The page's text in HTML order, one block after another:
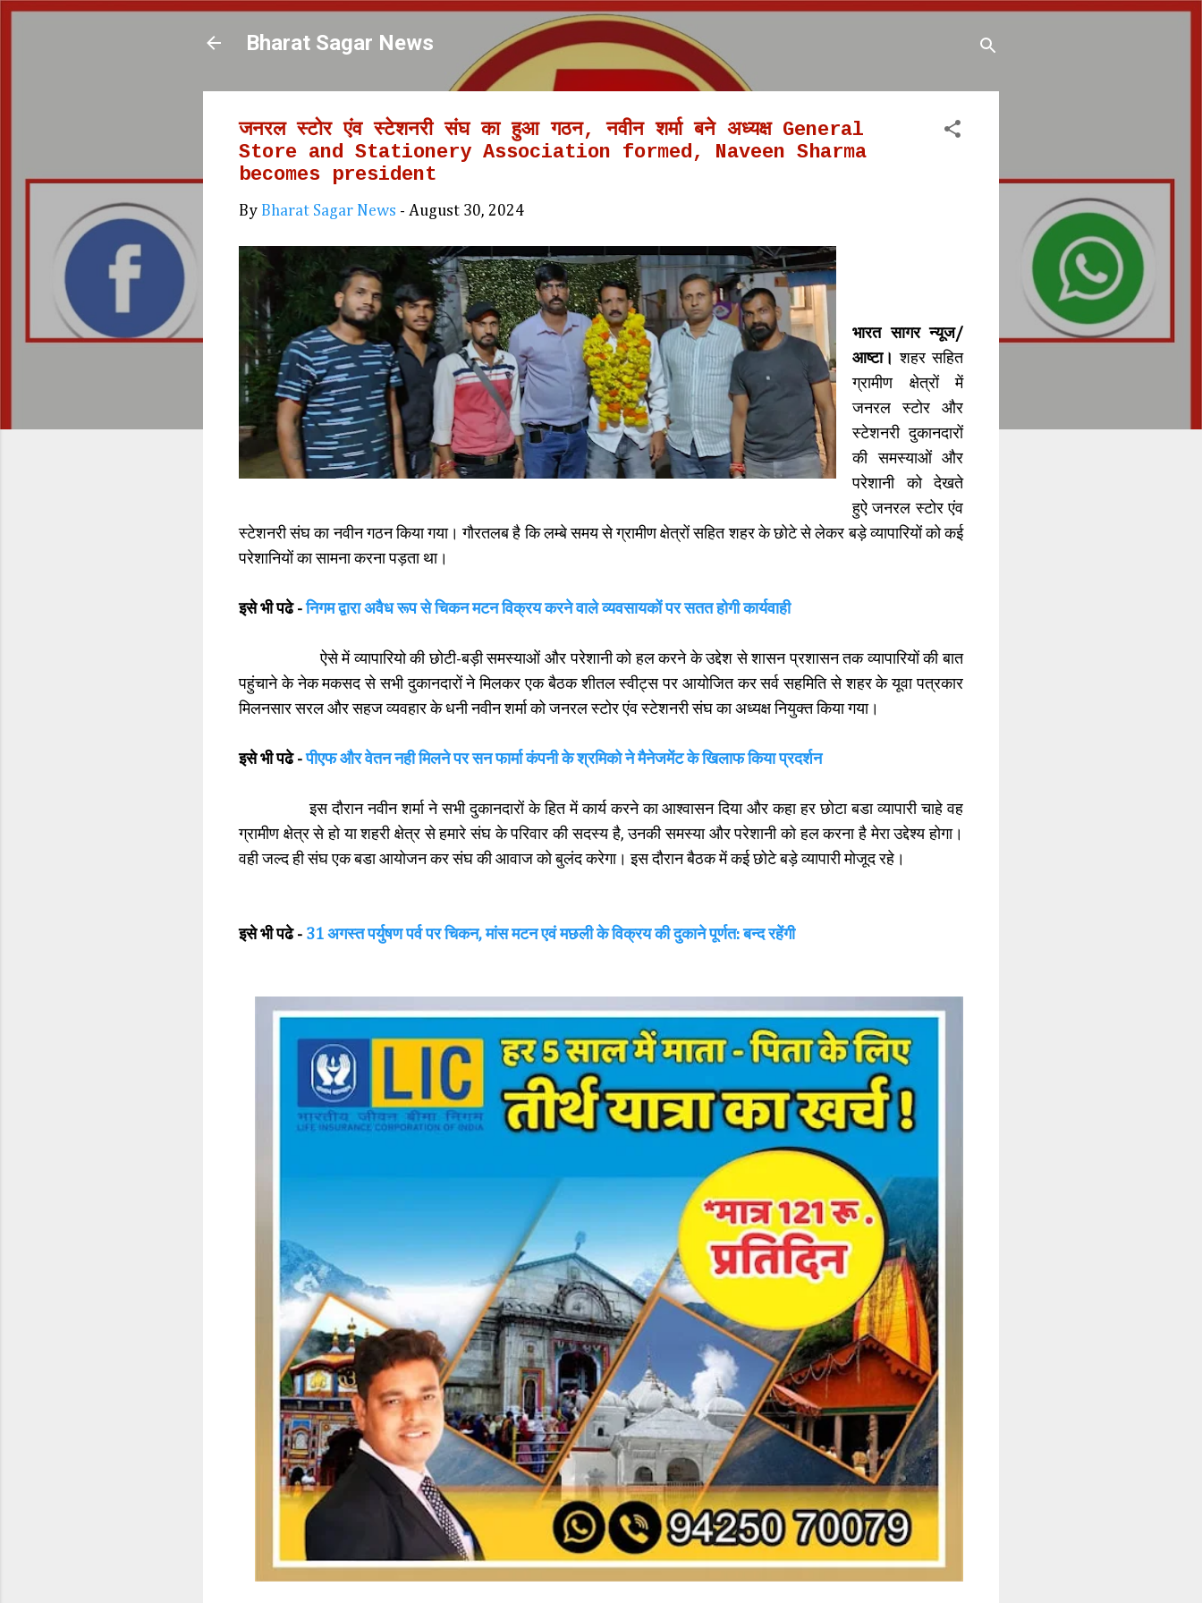
Skip to main content
Bharat Sagar News
जनरल स्टोर एंव स्टेशनरी संघ का हुआ गठन, नवीन शर्मा बने अध्यक्ष General
Store and Stationery Association formed, Naveen Sharma
becomes president
By Bharat Sagar News - August 30, 2024
भारत सागर न्यूज/
आष्टा।शहर सहित
ग्रामीण क्षेत्रों में
जनरल स्टोर और
स्टेशनरी दुकानदारों
की समस्याओं और
परेशानी को देखते
हुऐ जनरल स्टोर एंव
स्टेशनरी संघ का नवीन गठन किया गया। गौरतलब है कि लम्बे समय से ग्रामीण क्षेत्रों सहित शहर के छोटे से लेकर बड़े व्यापारियों को कई
परेशानियों का सामना करना पड़ता था।
इसे भी पढे -निगम द्वारा अवैध रूप से चिकन मटन विक्रय करने वाले व्यवसायकों पर सतत होगी कार्यवाही
ऐसे में व्यापारियो की छोटी-बड़ी समस्याओं और परेशानी को हल करने के उद्देश से शासन प्रशासन तक व्यापारियों की बात
पहुंचाने के नेक मकसद से सभी दुकानदारों ने मिलकर एक बैठक शीतल स्वीट्स पर आयोजित कर सर्व सहमिति से शहर के यूवा पत्रकार
मिलनसार सरल और सहज व्यवहार के धनी नवीन शर्मा को जनरल स्टोर एंव स्टेशनरी संघ का अध्यक्ष नियुक्त किया गया।
इसे भी पढे -पीएफ और वेतन नही मिलने पर सन फार्मा कंपनी के श्रमिको ने मैनेजमेंट के खिलाफ किया प्रदर्शन
इस दौरान नवीन शर्मा ने सभी दुकानदारों के हित में कार्य करने का आश्वासन दिया और कहा हर छोटा बडा व्यापारी चाहे वह
ग्रामीण क्षेत्र से हो या शहरी क्षेत्र से हमारे संघ के परिवार की सदस्य है, उनकी समस्या और परेशानी को हल करना है मेरा उद्देश्य होगा।
वही जल्द ही संघ एक बडा आयोजन कर संघ की आवाज को बुलंद करेगा। इस दौरान बैठक में कई छोटे बड़े व्यापारी मोजूद रहे।
इसे भी पढे - 31 अगस्त पर्युषण पर्व पर चिकन, मांस मटन एवं मछली के विक्रय की दुकाने पूर्णत: बन्द रहेंगी